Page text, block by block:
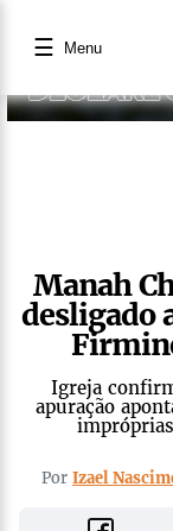
☰ Menu
Manah
desligado
Igreja
apuração
Por Izael